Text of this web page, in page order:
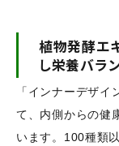
植物発酵エ
し栄養バラ
「インナーデザ
て、内側からの健
います。100種類